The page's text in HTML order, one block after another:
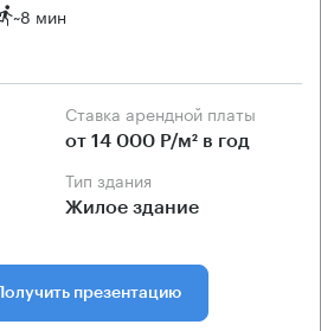
~8 мин
Ставка арендной платы
от 14 000 Р/м² в год
Тип здания
Жилое здание
Получить презентацию